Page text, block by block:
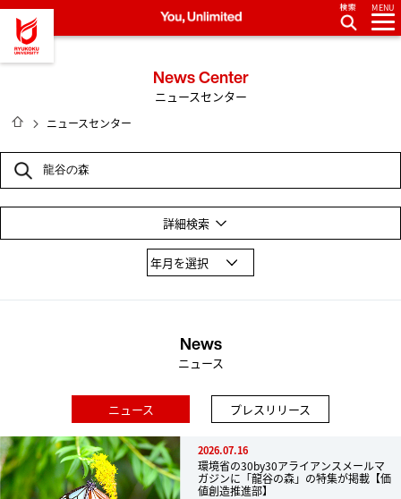
龍谷大学 You, Unlimited
MENU
News Center
ニュースセンター
HOME
ニュースセンター
詳細検索
経済学部 経営学部
課外活動
News
ニュース
ニュース プレスリリース
2026.07.16
環境省の30by30アライアンスメールマ
ガジンに「龍谷の森」の特集が掲載【価
値創造推進部】